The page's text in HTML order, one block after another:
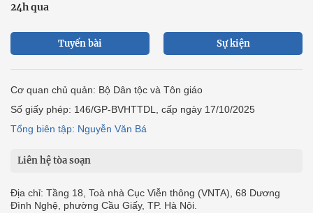
24h qua
Tuyến bài Sự kiện
Cơ quan chủ quản: Bộ Dân tộc và Tôn giáo
Số giấy phép: 146/GP-BVHTTDL, cấp ngày 17/10/2025
Tổng biên tập: Nguyễn Văn Bá
Liên hệ tòa soạn
Địa chỉ: Tầng 18, Toà nhà Cục Viễn thông (VNTA), 68 Dương
Đình Nghệ, phường Cầu Giấy, TP. Hà Nội.